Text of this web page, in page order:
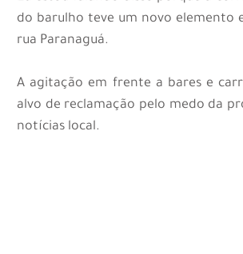
do barulho teve um novo elemento
rua Paranaguá.
A agitação em frente a bares e
alvo de reclamação pelo medo da
notícias local.